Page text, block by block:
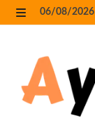
Skip
to
06/08/2026